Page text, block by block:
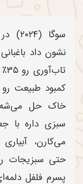
کمبود طبیعت
خاک حل می‌شه.
سبزی داره با
می‌کارن،
حتی سبزیجات
پسرم فلفل